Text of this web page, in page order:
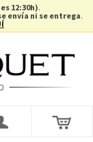
12:30h).
envía ni se entrega.